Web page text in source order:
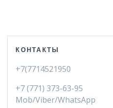
КОНТАКТЫ
+7(7714521950
+7 (771) 373-63-95
Mob/Viber/WhatsApp